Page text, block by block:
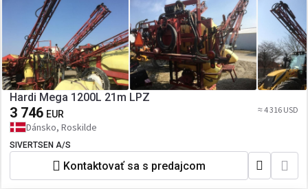
Hardi Mega 1200L 21m LPZ
3 746 EUR ≈ 4 316 USD
Dánsko, Roskilde
SIVERTSEN A/S
Kontaktovať sa s predajcom